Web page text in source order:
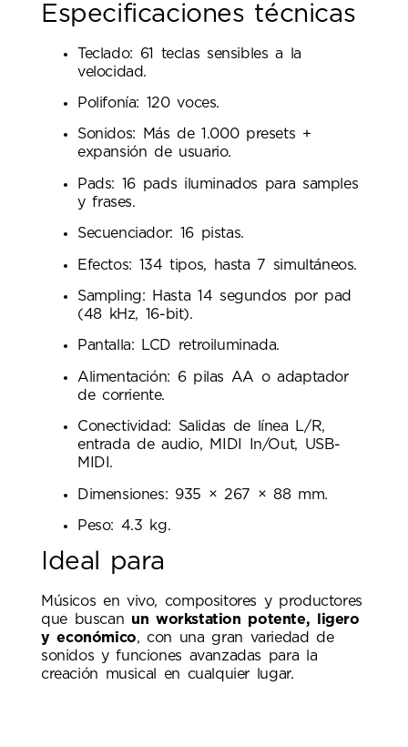
Especificaciones técnicas
Teclado: 61 teclas sensibles a la
velocidad.
Polifonía: 120 voces.
Sonidos: Más de 1.000 presets +
expansión de usuario.
Pads: 16 pads iluminados para samples
y frases.
Secuenciador: 16 pistas.
Efectos: 134 tipos, hasta 7 simultáneos.
Sampling: Hasta 14 segundos por pad
(48 kHz, 16-bit).
Pantalla: LCD retroiluminada.
Alimentación: 6 pilas AA o adaptador
de corriente.
Conectividad: Salidas de línea L/R,
entrada de audio, MIDI In/Out, USB-
MIDI.
Dimensiones: 935 × 267 × 88 mm.
Peso: 4.3 kg.
Ideal para
Músicos en vivo, compositores y productores
que buscan un workstation potente, ligero
y económico, con una gran variedad de
sonidos y funciones avanzadas para la
creación musical en cualquier lugar.